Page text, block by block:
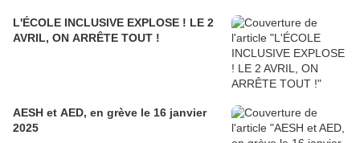
L'ÉCOLE INCLUSIVE EXPLOSE ! LE 2
AVRIL, ON ARRÊTE TOUT !
AESH et AED, en grève le 16 janvier
2025